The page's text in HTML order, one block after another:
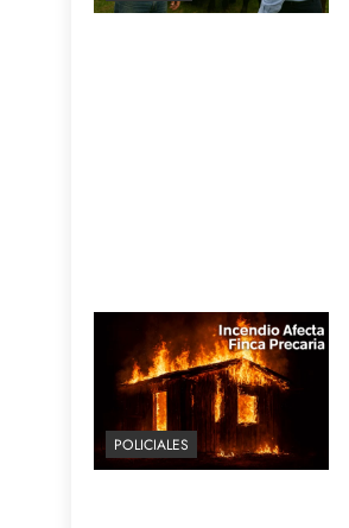
POLICIALES